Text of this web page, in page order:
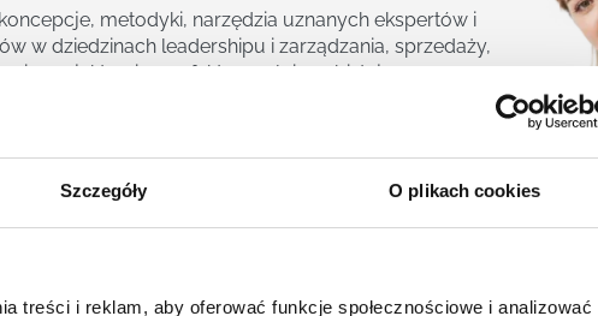
Szczegóły O plikach cookies
treści i reklam, aby oferować funkcje społecznościowe i analizować
metodyki, narzędzia uznanych ekspertów i
w dziedzinach leadershipu i zarządzania, sprzedaży,
projektami czy efektywności osobistej.
nagrań raportów w wersji audiobook